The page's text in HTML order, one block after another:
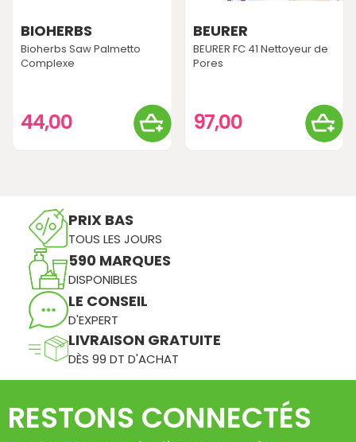
BIOHERBS
Bioherbs Saw Palmetto
Complexe
44,00
BEURER
BEURER FC 41 Nettoyeur de
Pores
97,00
PRIX BAS
TOUS LES JOURS
590 MARQUES
DISPONIBLES
LE CONSEIL
D'EXPERT
LIVRAISON GRATUITE
DÈS 99 DT D'ACHAT
RESTONS CONNECTÉS